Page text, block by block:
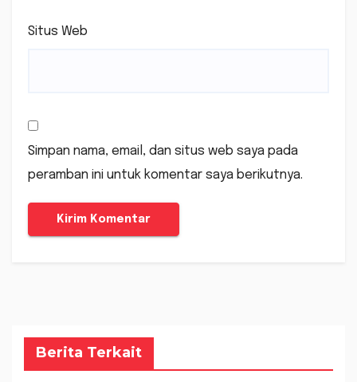
Situs Web
Simpan nama, email, dan situs web saya pada
peramban ini untuk komentar saya berikutnya.
Berita Terkait